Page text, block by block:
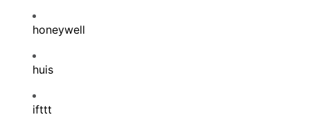
honeywell
huis
ifttt